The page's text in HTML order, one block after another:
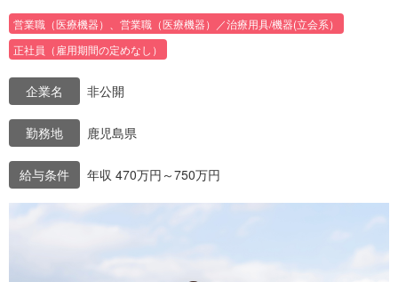
営業職（医療機器）、営業職（医療機器）／治療用具/機器(立会系）
正社員（雇用期間の定めなし）
企業名 非公開
勤務地 鹿児島県
給与条件 年収 470万円～750万円